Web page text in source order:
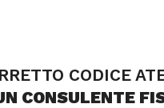
CODICE
CONSULENTE